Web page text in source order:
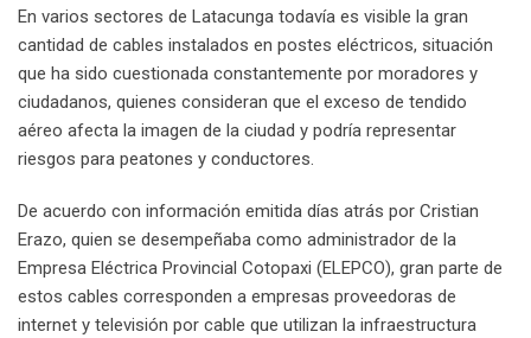
En varios sectores de Latacunga todavía es visible la gran
cantidad de cables instalados en postes eléctricos, situación
que ha sido cuestionada constantemente por moradores y
ciudadanos, quienes consideran que el exceso de tendido
aéreo afecta la imagen de la ciudad y podría representar
riesgos para peatones y conductores.
De acuerdo con información emitida días atrás por Cristian
Erazo, quien se desempeñaba como administrador de la
Empresa Eléctrica Provincial Cotopaxi (ELEPCO), gran parte de
estos cables corresponden a empresas proveedoras de
internet y televisión por cable que utilizan la infraestructura